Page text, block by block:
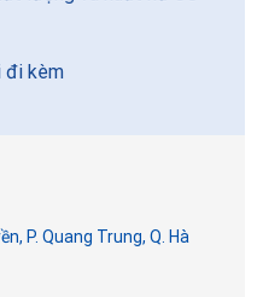
đi kèm
P. Quang Trung, Q. Hà